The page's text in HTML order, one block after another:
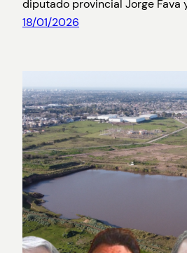
diputado provincial Jorge Fava
18/01/2026